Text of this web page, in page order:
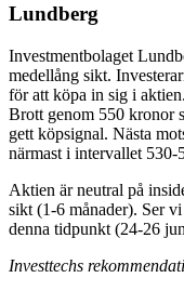
Lundberg
Investmentbolaget
medellång sikt.
för att köpa in sig i
Brott genom 550 kronor
gett köpsignal. Nästa
närmast i intervallet
Aktien är neutral på
sikt (1-6 månader). Ser
denna tidpunkt (24-26
Investtechs